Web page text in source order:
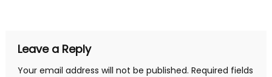
Leave a Reply
Your email address will not be published. Required fields